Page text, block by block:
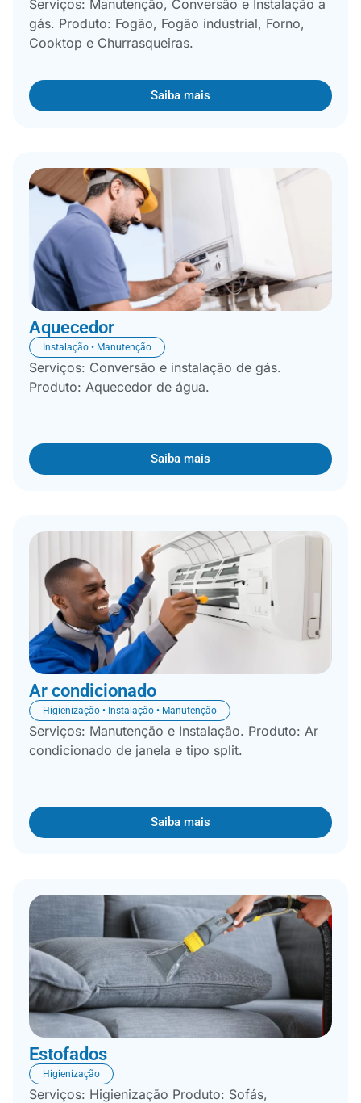
Serviços: Manutenção, Conversão e Instalação a
gás. Produto: Fogão, Fogão industrial, Forno,
Cooktop e Churrasqueiras.
Saiba mais
Aquecedor
Instalação • Manutenção
Serviços: Conversão e instalação de gás.
Produto: Aquecedor de água.
Saiba mais
Ar condicionado
Higienização • Instalação • Manutenção
Serviços: Manutenção e Instalação. Produto: Ar
condicionado de janela e tipo split.
Saiba mais
Estofados
Higienização
Serviços: Higienização Produto: Sofás,